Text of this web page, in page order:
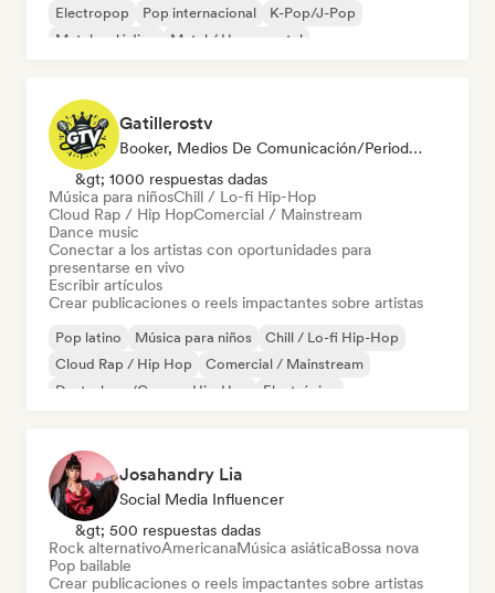
Electropop
Pop internacional
K-Pop/J-Pop
Metal melódico
Metal / Heavy metal
Gatillerostv
Booker, Medios De Comunicación/Periodista, Social Media Influencer
&gt; 1000 respuestas dadas
Música para niñosChill / Lo-fi Hip-Hop
Cloud Rap / Hip HopComercial / Mainstream
Dance music
Conectar a los artistas con oportunidades para
presentarse en vivo
Escribir artículos
Crear publicaciones o reels impactantes sobre artistas
Pop latino Música para niños
Chill / Lo-fi Hip-Hop
Cloud Rap / Hip Hop
Comercial / Mainstream
Deutschrap/German Hip-Hop
Electrónica
Josahandry Lia
Social Media Influencer
&gt; 500 respuestas dadas
Rock alternativoAmericanaMúsica asiáticaBossa nova
Pop bailable
Crear publicaciones o reels impactantes sobre artistas